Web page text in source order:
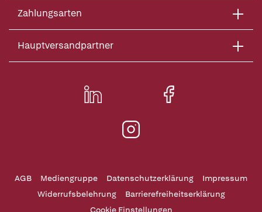
Zahlungsarten
Hauptversandpartner
AGB Mediengruppe Datenschutzerklärung
Impressum
Widerrufsbelehrung
Barrierefreiheitserklärung
Cookie Einstellungen